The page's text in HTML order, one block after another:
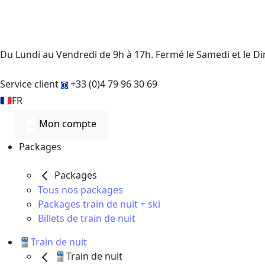
Du Lundi au Vendredi de 9h à 17h. Fermé le Samedi et le
Service client
+33 (0)4 79 96 30 69
FR
Mon compte
Packages
Packages
Tous nos packages
Packages train de nuit + ski
Billets de train de nuit
🚆Train de nuit
🚆Train de nuit